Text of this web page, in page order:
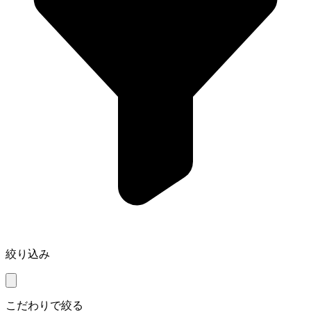
絞り込み
こだわりで絞る